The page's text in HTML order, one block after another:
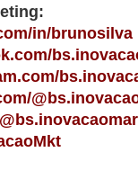
in/brunosilva